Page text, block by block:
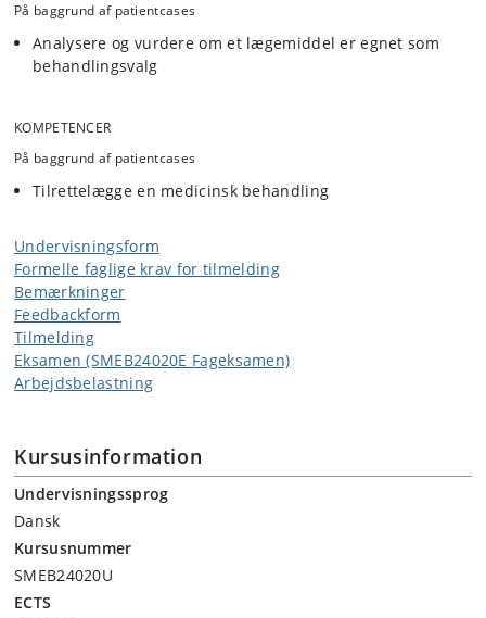
På baggrund af patientcases
Analysere og vurdere om et lægemiddel er egnet som
behandlingsvalg
KOMPETENCER
På baggrund af patientcases
Tilrettelægge en medicinsk behandling
Undervisningsform
Formelle faglige krav for tilmelding
Bemærkninger
Feedbackform
Tilmelding
Eksamen (SMEB24020E Fageksamen)
Arbejdsbelastning
Kursusinformation
Undervisningssprog
Dansk
Kursusnummer
SMEB24020U
ECTS